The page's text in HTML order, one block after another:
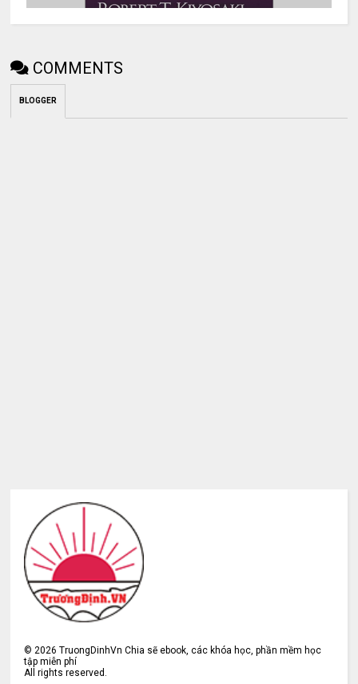
COMMENTS
BLOGGER
©2026 TruongDinhVn Chia sẽ ebook, các khóa học, phần mềm học
tập miễn phí
All rights reserved.